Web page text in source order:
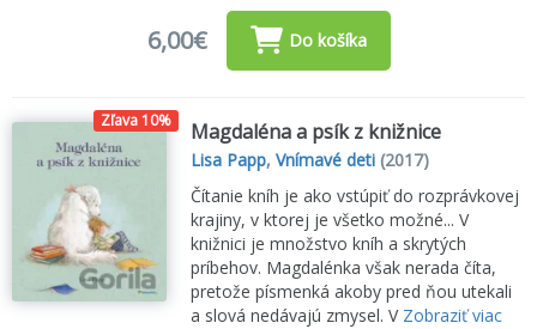
6,00€ Do košíka
Zľava 10% Magdaléna a psík z knižnice
Lisa Papp,Vnímavé deti (2017)
Čítanie kníh je ako vstúpiť do rozprávkovej
krajiny, v ktorej je všetko možné... V
knižnici je množstvo kníh a skrytých
príbehov. Magdalénka však nerada číta,
pretože písmenká akoby pred ňou utekali
a slová nedávajú zmysel. V Zobraziť viac